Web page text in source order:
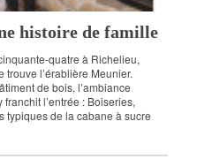
histoire de famille
quatre à Richelieu,
l’érablière Meunier.
de bois, l’ambiance
l’entrée : Boiseries,
typiques de la cabane à sucre